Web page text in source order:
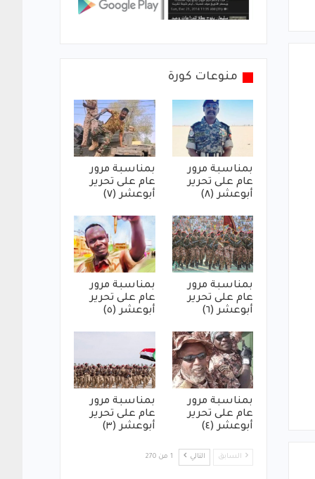
منوعات كورة
بمناسبة مرور
عام على تحرير
أبوعشر (٨)
بمناسبة مرور
عام على تحرير
أبوعشر (٧)
بمناسبة مرور
عام على تحرير
أبوعشر (٦)
بمناسبة مرور
عام على تحرير
أبوعشر (٥)
بمناسبة مرور
عام على تحرير
أبوعشر (٤)
بمناسبة مرور
عام على تحرير
أبوعشر (٣)
السابق التالي 1 من 270